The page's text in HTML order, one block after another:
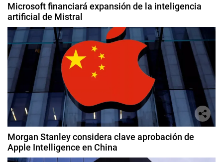
Microsoft financiará expansión de la inteligencia
artificial de Mistral
Morgan Stanley considera clave aprobación de
Apple Intelligence en China